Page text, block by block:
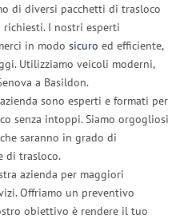
di diversi pacchetti di trasloco
richiesti. I nostri esperti
in modo sicuro ed efficiente,
Utilizziamo veicoli moderni,
a Basildon.
sono esperti e formati per
senza intoppi. Siamo orgogliosi
saranno in grado di
di trasloco.
azienda per maggiori
Offriamo un preventivo
obiettivo è rendere il tuo